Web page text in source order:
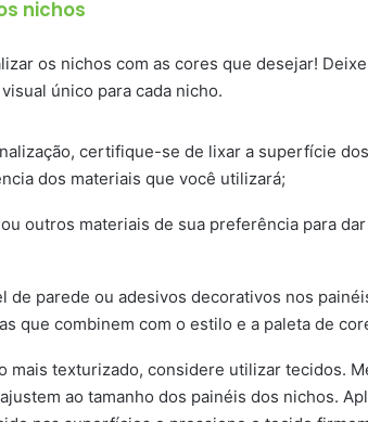
nichos
os nichos com as cores que desejar!
único para cada nicho.
certifique-se de lixar a superfície
dos materiais que você utilizará;
ou outros materiais de sua preferência para
de parede ou adesivos decorativos nos
que combinem com o estilo e a paleta de
mais texturizado, considere utilizar tecidos.
ao tamanho dos painéis dos nichos.